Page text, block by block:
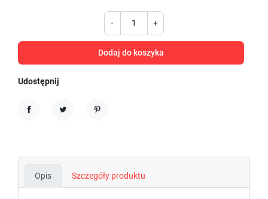
- +
Dodaj do koszyka
Udostępnij
Opis Szczegóły produktu